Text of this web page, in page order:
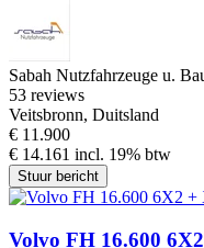
Sabah Nutzfahrzeuge u.
53 reviews
Veitsbronn, Duitsland
€ 11.900
€ 14.161 incl. 19% btw
Stuur bericht
Volvo FH 16.600